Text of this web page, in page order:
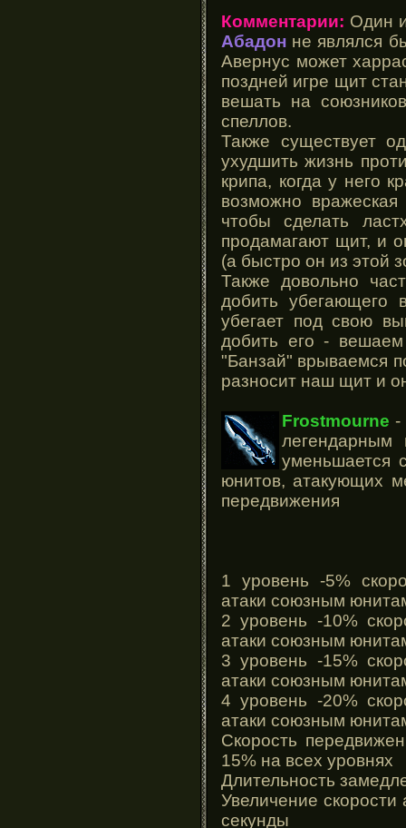
Комментарии: Один
Абадон не являлся
Авернус может
поздней игре щит
вешать на
спеллов.
Также существует
ухудшить жизнь
крипа, когда у него
возможно
чтобы сделать
продамагают щит, и
(а быстро он из этой
Также довольно
добить убегающего
убегает под свою
добить его -
"Банзай" врываемся
разносит наш щит и
Frostmourne -
легендарным
уменьшается
юнитов, атакующих
передвижения
1 уровень -5%
атаки союзным
2 уровень -10%
атаки союзным
3 уровень -15%
атаки союзным
4 уровень -20%
атаки союзным
Скорость
15% на всех уровнях
Длительность
Увеличение
секунды